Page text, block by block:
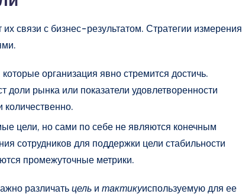
связи с бизнес-результатом. Стратегии измерения
организация явно стремится достичь.
рынка или показатели удовлетворенности
цели, но сами по себе не являются конечным
сотрудников для поддержки цели стабильности
промежуточные метрики.
различатьцель и тактикуиспользуемую для ее